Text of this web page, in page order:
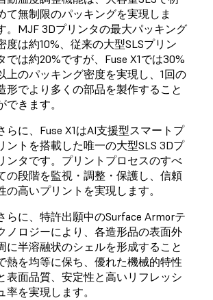
て無制限のパッキングを実現しま
。MJF 3Dプリンタの最大パッキング
度は約10%、従来の大型SLSプリン
では約20%ですが、Fuse X1では30%
上のパッキング密度を実現し、1回の
形でより多くの部品を製作すること
できます。
らに、Fuse X1はAI支援型スマートプ
ントを搭載した唯一の大型SLS 3Dプ
ンタです。プリントプロセスのすべ
の段階を監視・調整・保護し、信頼
の高いプリントを実現します。
らに、特許出願中のSurface Armorテ
ノロジーにより、各造形品の表面外
に半溶融状のシェルを形成すること
熱を均等に保ち、優れた機械的特性
表面品質、安定性と高いリフレッシ
率を実現します。